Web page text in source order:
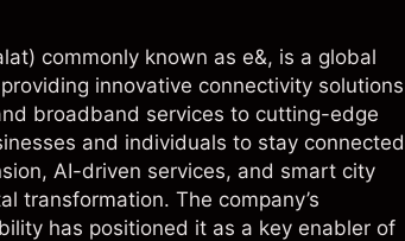
commonly known as e&, is a global
innovative connectivity solutions
broadband services to cutting-edge
and individuals to stay connected
AI-driven services, and smart city
transformation. The company’s
has positioned it as a key enabler of